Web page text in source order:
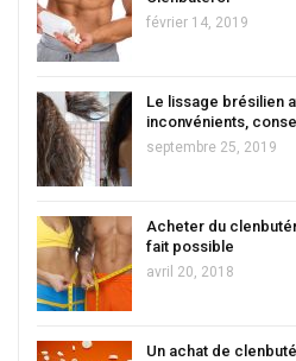
février 14, 2019
Le lissage brésilien
inconvénients,
septembre 25, 2019
Acheter du
fait possible
avril 20, 2018
Un achat de